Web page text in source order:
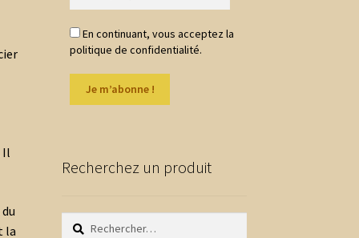
Il
la
En continuant, vous acceptez la
politique de confidentialité.
Recherchez un produit
Rechercher :